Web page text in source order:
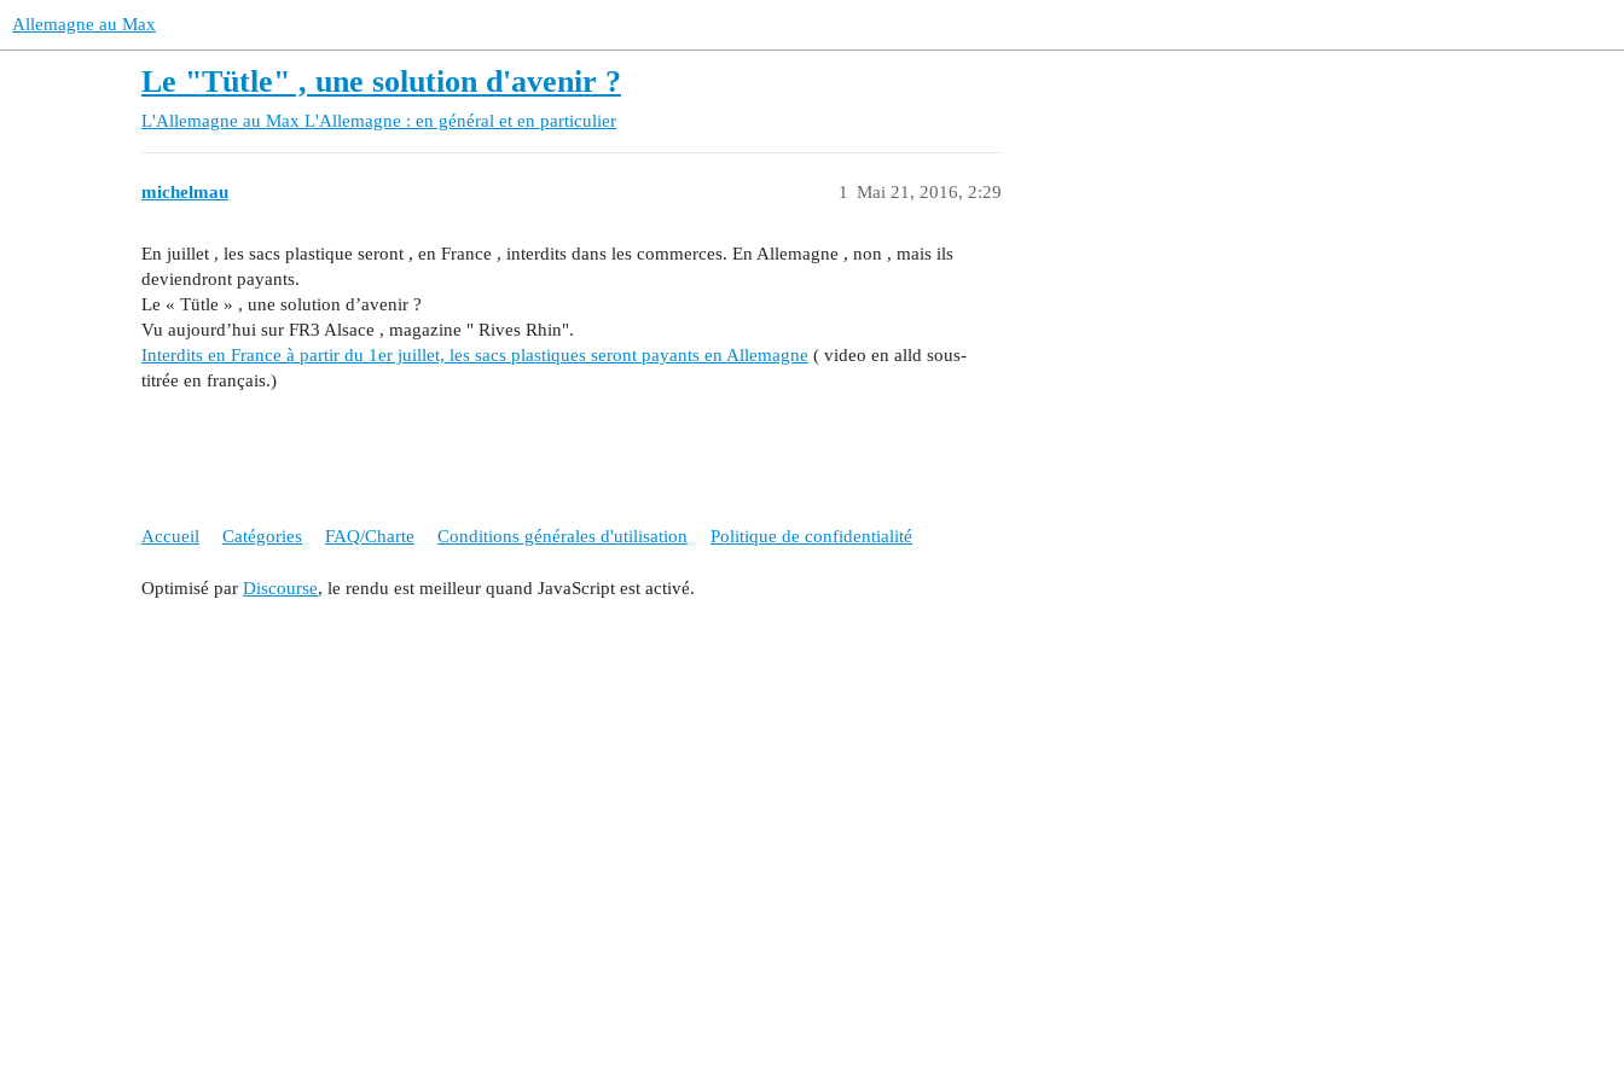
Allemagne au Max
Le "Tütle" , une solution d'avenir ?
L'Allemagne au Max L'Allemagne : en général et en particulier
michelmau Mai 21, 2016, 2:29
1
En juillet , les sacs plastique seront , en France , interdits dans les commerces. En Allemagne , non , mais ils
deviendront payants.
Le « Tütle » , une solution d’avenir ?
Vu aujourd’hui sur FR3 Alsace , magazine " Rives Rhin".
Interdits en France à partir du 1er juillet, les sacs plastiques seront payants en Allemagne ( video en alld sous-
titrée en français.)
Accueil Catégories FAQ/Charte Conditions générales d'utilisation Politique de confidentialité
Optimisé par Discourse, le rendu est meilleur quand JavaScript est activé.